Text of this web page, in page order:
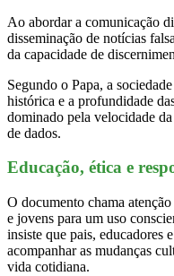
Ao abordar a comunicação
disseminação de notícias
da capacidade de
Segundo o Papa, a
histórica e a profundidade
dominado pela velocidade
de dados.
Educação, ética e
O documento chama
e jovens para um uso
insiste que pais, educadores
acompanhar as mudanças
vida cotidiana.